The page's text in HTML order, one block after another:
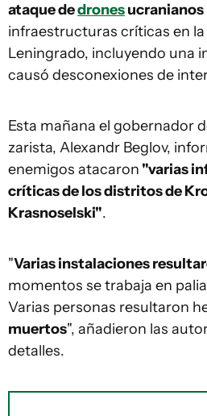
ataque dedronesucranianos
infraestructuras críticas en
Leningrado, incluyendo una
causó desconexiones de
Esta mañana el gobernador
zarista, Alexandr Beglov,
enemigos atacaron "varias
críticas de los distritos de
Krasnoselski".
"Varias instalaciones
momentos se trabaja en
Varias personas resultaron
muertos", añadieron las
detalles.